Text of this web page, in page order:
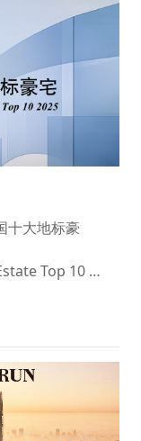
面向高净值人群
十大地标豪
Top 10 20
越产品，致力